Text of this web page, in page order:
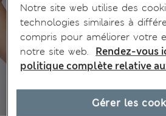
Notre site web utilise des
technologies similaires à
compris pour améliorer votre
notre site web.
Rendez-vous
politique complète relative
Gérer les